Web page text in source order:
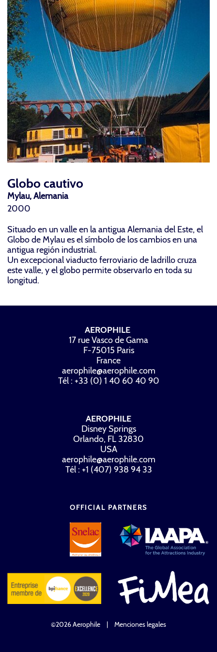
Globo cautivo
Mylau, Alemania
2000
Situado en un valle en la antigua Alemania del Este, el
Globo de Mylau es el símbolo de los cambios en una
antigua región industrial.
Un excepcional viaducto ferroviario de ladrillo cruza
este valle, y el globo permite observarlo en toda su
longitud.
AEROPHILE
17 rue Vasco de Gama
F-75015 Paris
France
aerophile@aerophile.com
Tél : +33 (0) 1 40 60 40 90
AEROPHILE
Disney Springs
Orlando, FL 32830
USA
aerophile@aerophile.com
Tél : +1 (407) 938 94 33
OFFICIAL PARTNERS
©2026 Aerophile | Menciones legales